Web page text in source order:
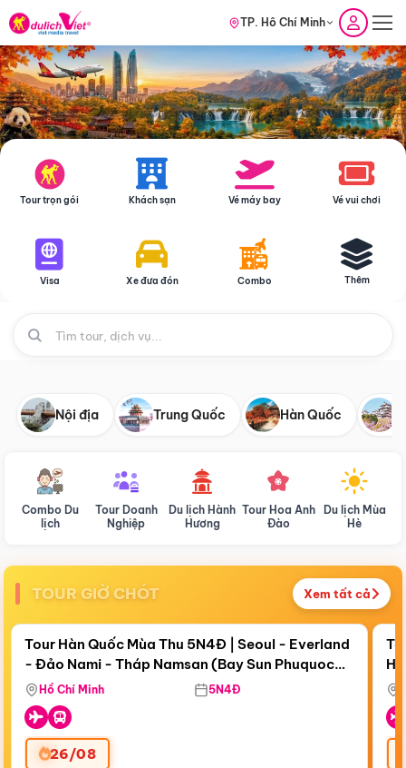
TP. Hồ Chí Minh
Tour trọn gói Khách sạn Vé máy bay Vé vui chơi
Visa Xe đưa đón Combo Thêm
Nội địa Trung Quốc Hàn Quốc
Combo Du
lịch
Tour Doanh
Nghiệp
Du lịch Hành
Hương
Tour Hoa Anh
Đào
Du lịch Mùa
Hè
TOUR GIỜ CHÓT Xem tất cả
Còn18 ngày 00:43:31
Bay Sun Phuquoc Airways
Điểm nổi bật
Tour Hàn Quốc Mùa Thu 5N4Đ | Seoul - Everland
- Đảo Nami - Tháp Namsan (Bay Sun Phuquoc
Airways)
Hồ Chí Minh 5N4Đ
26/08